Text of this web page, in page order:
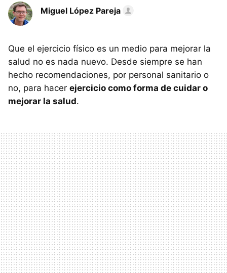
Miguel López Pareja
Que el ejercicio físico es un medio para mejorar la
salud no es nada nuevo. Desde siempre se han
hecho recomendaciones, por personal sanitario o
no, para hacer ejercicio como forma de cuidar o
mejorar la salud.